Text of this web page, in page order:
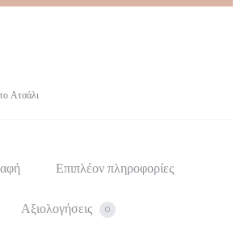
Ατσάλι
Επιπλέον πληροφορίες
Αξιολογήσεις 0